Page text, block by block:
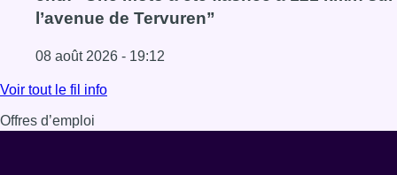
l’avenue de Tervuren”
08 août 2026 - 19:12
Lire l'article Marathon de contrôles de vitesse ce week-
Voir tout le fil info
Offres d’emploi